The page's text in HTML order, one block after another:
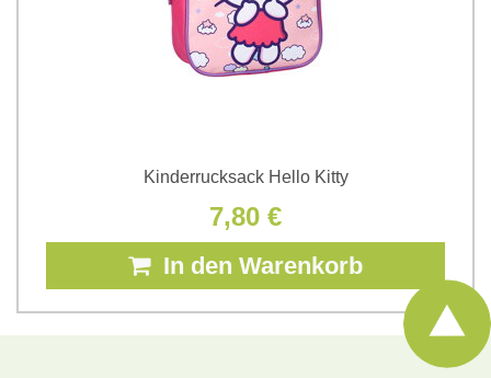
Kinderrucksack Hello Kitty
7,80 €
In den Warenkorb